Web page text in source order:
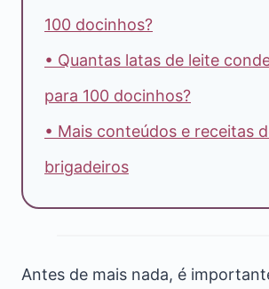
100 docinhos?
• Quantas latas de leite
para 100 docinhos?
• Mais conteúdos e receitas
brigadeiros
Antes de mais nada, é